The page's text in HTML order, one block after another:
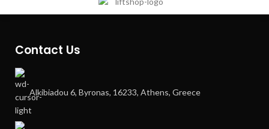
Contact Us
Alkibiadou 6, Byronas, 16233, Athens, Greece